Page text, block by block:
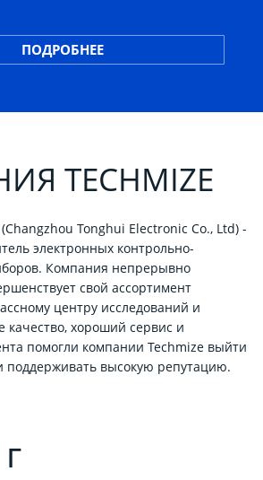
ПОДРОБНЕЕ
TECHMIZE
Tonghui Electronic Co., Ltd) -
электронных контрольно-
Компания непрерывно
свой ассортимент
центру исследований и
качество, хороший сервис и
помогли компании Techmize выйти
высокую репутацию.